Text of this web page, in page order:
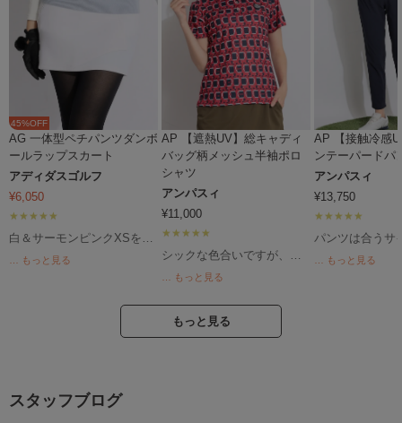
45%OFF
AG 一体型ペチパンツダンボ
ールラップスカート
アディダスゴルフ
¥6,050
白＆サーモンピンクXSを購
入。 少しゆとりがあるか
ても可愛いですし、買って
… もっと見る
AP 【遮熱UV】総キャディ
バッグ柄メッシュ半袖ポロ
シャツ
アンパスィ
¥11,000
シックな色合いですが、と
ってもさらっとして速乾性
ラウンドでも快適です。夏
は白や明るい色合いになり
がちなので、コーデの幅か
… もっと見る
AP 【接触冷感
ンテーパードパ
アンパスィ
¥13,750
パンツは合うサ
のが難しく、通
… もっと見る
もっと見る
スタッフブログ